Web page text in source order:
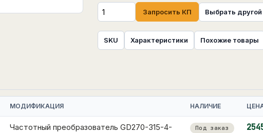
Запросить КП Выбрать другой
SKU Характеристики Похожие товары
МОДИФИКАЦИЯ НАЛИЧИЕ
Частотный преобразователь GD270-315-4-
Под заказ